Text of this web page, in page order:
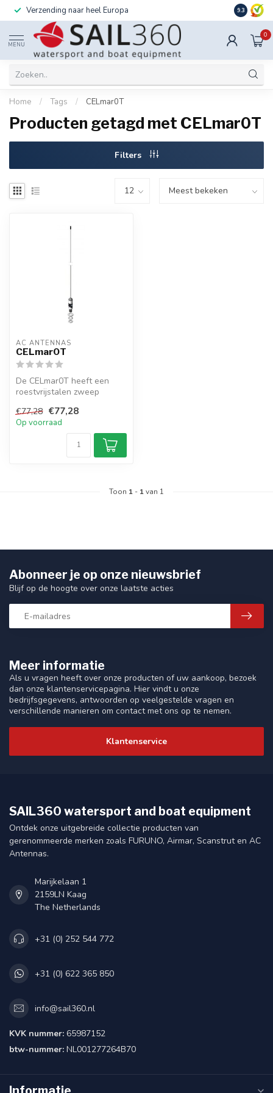
Verzending naar heel Europa Ook
9.3
MENU
0
Home / Tags / CELmar0T
Producten getagd met CELmar0T
Filters
AC ANTENNAS
CELmar0T
De CELmar0T heeft een
roestvrijstalen zweep
3MHz binnen ...
€77,28 €77,28
Op voorraad
Toon 1 - 1van 1
Meer informatie
Als u vragen heeft over onze producten of uw aankoop, bezoek
dan onze klantenservicepagina. Hier vindt u onze
bedrijfsgegevens, antwoorden op veelgestelde vragen en
verschillende manieren om contact met ons op te nemen.
Klantenservice
Abonneer je op onze nieuwsbrief
Blijf op de hoogte over onze laatste acties
SAIL360 watersport and boat equipment
Ontdek onze uitgebreide collectie producten van
gerenommeerde merken zoals FURUNO, Airmar, Scanstrut en AC
Antennas.
Marijkelaan 1
2159LN Kaag
The Netherlands
+31 (0) 252 544 772
+31 (0) 622 365 850
info@sail360.nl
KVK nummer: 65987152
btw-nummer: NL001277264B70